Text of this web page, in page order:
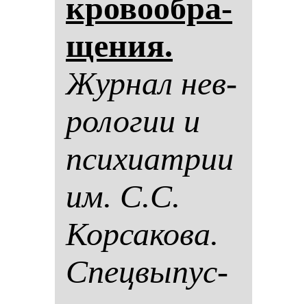
кро­во­об­ра­
ще­ния.
Жур­нал нев­
ро­ло­гии и
пси­хи­ат­рии
им. С.С.
Кор­са­ко­ва.
Спец­вы­пус­